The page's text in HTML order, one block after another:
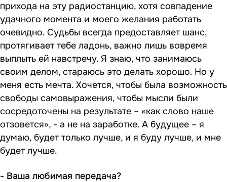
прихода на эту радиостанцию, хотя совпадение
удачного момента и моего желания работать
очевидно. Судьбы всегда предоставляет шанс,
протягивает тебе ладонь, важно лишь вовремя
выплыть ей навстречу. Я знаю, что занимаюсь
своим делом, стараюсь это делать хорошо. Но у
меня есть мечта. Хочется, чтобы была возможность
свободы самовыражения, чтобы мысли были
сосредоточены на результате – «как слово наше
отзовется», - а не на заработке. А будущее – я
думаю, будет только лучше, и я буду лучше, и мне
будет лучше.
- Ваша любимая передача?